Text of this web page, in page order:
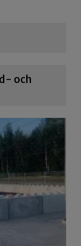
och